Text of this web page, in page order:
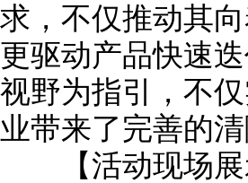
求，不仅推动其
更驱动产品快速
视野为指引，不
业带来了完善的
【活动现场展